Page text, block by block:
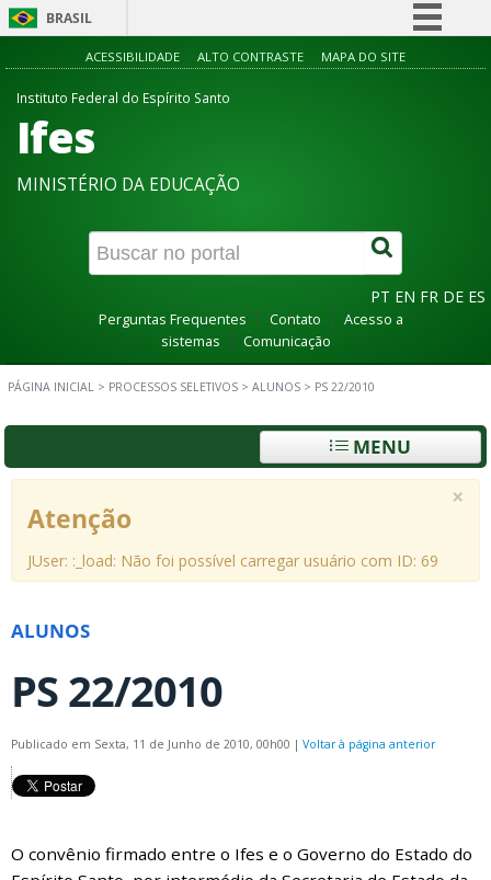
BRASIL
Simplifique!
Canais
ACESSIBILIDADE ALTO CONTRASTE MAPA DO SITE
Instituto Federal do Espírito Santo
Ifes
MINISTÉRIO DA EDUCAÇÃO
PT EN FR DE ES
Perguntas Frequentes Contato
Acesso a
sistemas
Comunicação
PÁGINA INICIAL > PROCESSOS SELETIVOS > ALUNOS > PS 22/2010
MENU
×
Atenção
JUser: :_load: Não foi possível carregar usuário com ID: 69
ALUNOS
PS 22/2010
Publicado em Sexta, 11 de Junho de 2010, 00h00 | Voltar à página anterior
O convênio firmado entre o Ifes e o Governo do Estado do